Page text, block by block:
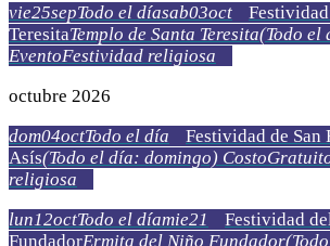
vie25sepTodo el díasab03oct
TeresitaTemplo de Santa Teresita(Todo el
EventoFestividad religiosa
octubre 2026
dom04octTodo el día
Festividad de San
Asís(Todo el día: domingo) Costo
religiosa
lun12octTodo el díamie21
Festividad
FundadorErmita del Niño Fundador